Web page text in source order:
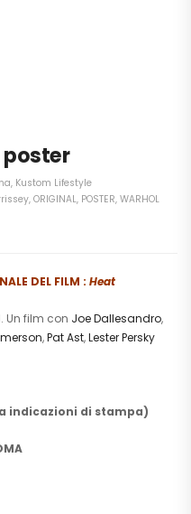
poster
, Kustom Lifestyle
, ORIGINAL, POSTER, WARHOL
DEL FILM : Heat
Un film con Joe Dallesandro,
,Pat Ast,Lester Persky
indicazioni di stampa)